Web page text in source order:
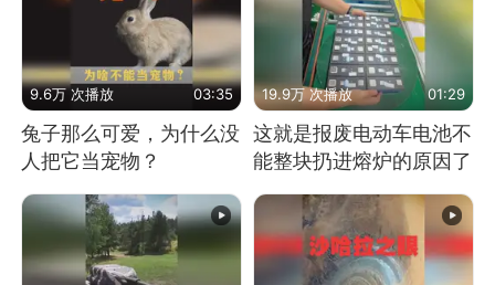
9.6万 次播放 03:35
兔子那么可爱，为什么没
人把它当宠物？
19.9万 次播放 01:29
这就是报废电动车电池不
能整块扔进熔炉的原因了